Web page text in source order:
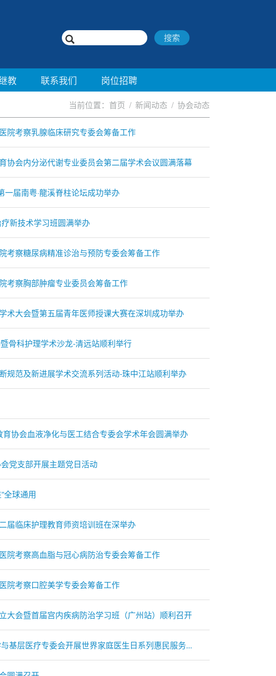
搜索
教 联系我们 岗位招聘
当前位置： 首页 / 新闻动态 / 协会动态
院考察乳腺临床研究专委会筹备工作
协会内分泌代谢专业委员会第二届学术会议圆满落幕
届南粤·龍溪脊柱论坛成功举办
新技术学习班圆满举办
考察糖尿病精准诊治与预防专委会筹备工作
考察胸部肿瘤专业委员会筹备工作
术大会暨第五届青年医师授课大赛在深圳成功举办
骨科护理学术沙龙-清远站顺利举行
规范及新进展学术交流系列活动-珠中江站顺利举办
协会血液净化与医工结合专委会学术年会圆满举办
党支部开展主题党日活动
全球通用
届临床护理教育师资培训班在深举办
院考察高血脂与冠心病防治专委会筹备工作
院考察口腔美学专委会筹备工作
大会暨首届宫内疾病防治学习班（广州站）顺利召开
基层医疗专委会开展世界家庭医生日系列惠民服务...